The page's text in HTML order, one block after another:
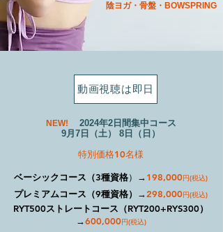
陰ヨガ・骨盤・BOWSPRING
NEW!
2024年2日間集中コース
9月7日（土） 8日（日）
特別価格10名様
ベーシックコース（3種資格）→198,000円(税込)
プレミアムコース（9種資格） →298,000円(税込)
RYT500ストレートコース（RYT200+RYS300）
→600,000円(税込)
動画視聴は即日